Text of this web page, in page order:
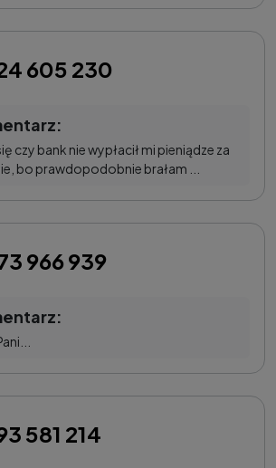
605 230
czy bank nie wypłacił mi pieniądze za
bo prawdopodobnie brałam ...
966 939
581 214